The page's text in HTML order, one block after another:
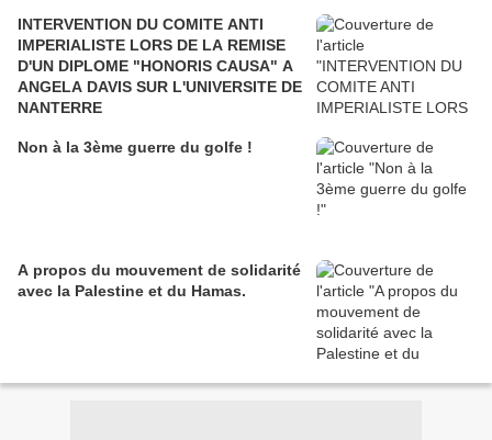
INTERVENTION DU COMITE ANTI
IMPERIALISTE LORS DE LA REMISE
D'UN DIPLOME "HONORIS CAUSA" A
ANGELA DAVIS SUR L'UNIVERSITE DE
NANTERRE
Non à la 3ème guerre du golfe !
A propos du mouvement de solidarité
avec la Palestine et du Hamas.